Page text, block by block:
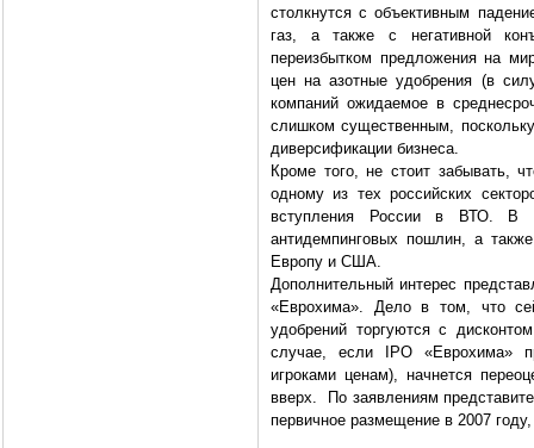
столкнутся с объективным
газ, а также с негативной
переизбытком предложения на
цен на азотные удобрения (в
компаний ожидаемое в
слишком существенным,
диверсификации бизнеса.
Кроме того, не стоит забывать,
одному из тех российских
вступления России в ВТО. В
антидемпинговых пошлин, а
Европу и США.
Дополнительный интерес
«Еврохима». Дело в том, что
удобрений торгуются с
случае, если IPO «Еврохима»
игроками ценам), начнется
вверх. По заявлениям
первичное размещение в 2007